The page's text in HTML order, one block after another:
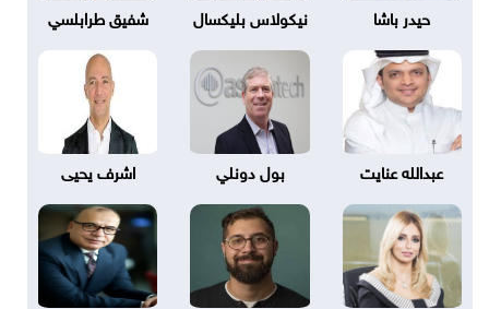
حيدر باشا نيكولاس بليكسال شفيق طرابلسي
عبدالله عنايت بول دونلي اشرف يحيى